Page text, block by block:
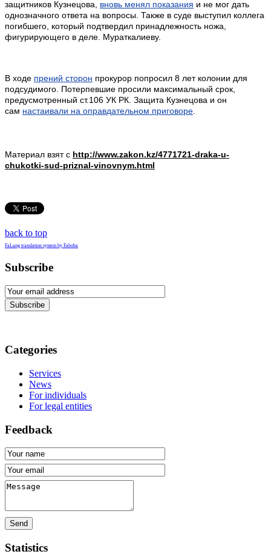
защитников Кузнецова, вновь менял показания и не мог дать
однозначного ответа на вопросы. Также в суде выступил коллега
погибшего, который подтвердил принадлежность ножа,
фигурирующего в деле. Мураткалиеву.
В ходе прений сторон прокурор попросил 8 лет колонии для
подсудимого. Потерпевшие просили максимальный срок,
предусмотренный ст.106 УК РК. Защита Кузнецова и он
сам настаивали на оправдательном приговоре
Материал взят с http://www.zakon.kz/4771721-draka-u-
chukotki-sud-priznal-vinovnym.html
back to top
FaLang translation system by Faboba
Subscribe
Subscribe
Categories
Services
News
For individuals
For legal entities
Feedback
Send
Statistics